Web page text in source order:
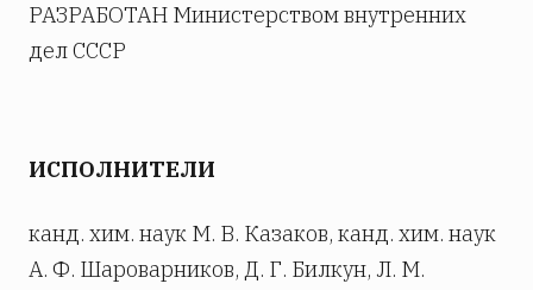
РАЗРАБОТАН Министерством внутренних
дел СССР
ИСПОЛНИТЕЛИ
канд. хим. наук М. В. Казаков, канд. хим. наук
А. Ф. Шароварников, Д. Г. Билкун, Л. М.